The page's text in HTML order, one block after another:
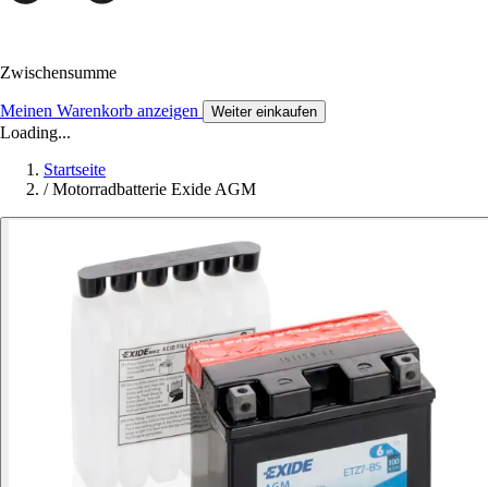
Zwischensumme
Meinen Warenkorb anzeigen Weiter einkaufen
Loading...
Startseite
/ Motorradbatterie Exide AGM